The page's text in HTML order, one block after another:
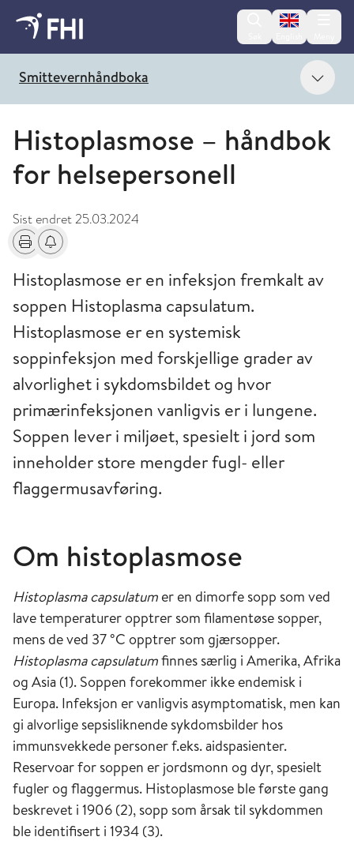
Change
Smittevernhåndboka Vis
Histoplasmose – håndbok
for helsepersonell
Sist endret25.03.2024
Skriv utFå varsel om endringer
Histoplasmose er en infeksjon fremkalt av
soppen Histoplasma capsulatum.
Histoplasmose er en systemisk
soppinfeksjon med forskjellige grader av
alvorlighet i sykdomsbildet og hvor
primærinfeksjonen vanligvis er i lungene.
Soppen lever i miljøet, spesielt i jord som
inneholder store mengder fugl- eller
flaggermusavføring.
Om histoplasmose
Histoplasma capsulatum er en dimorfe sopp som ved
lave temperaturer opptrer som filamentøse sopper,
mens de ved 37 °C opptrer som gjærsopper.
Histoplasma capsulatumfinnes særlig i Amerika, Afrika
og Asia (1). Soppen forekommer ikke endemisk i
Europa. Infeksjon er vanligvis asymptomatisk, men kan
gi alvorlige sepsisliknende sykdomsbilder hos
immunsvekkede personer f.eks. aidspasienter.
Reservoar for soppen er jordsmonn og dyr, spesielt
fugler og flaggermus. Histoplasmose ble første gang
beskrevet i 1906 (2), sopp som årsak til sykdommen
ble identifisert i 1934 (3).